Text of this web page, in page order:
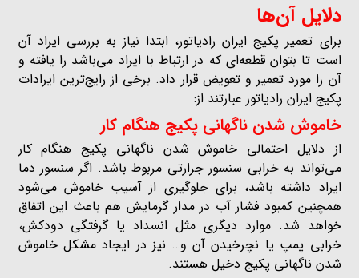
دلایل آن‌ها
برای تعمیر پکیج ایران رادیاتور، ابتدا نیاز به بررسی ایراد آن
است تا بتوان قطعه‌ای که در ارتباط با ایراد می‌باشد را یافته و
آن را مورد تعمیر و تعویض قرار داد. برخی از رایج‌ترین ایرادات
پکیج ایران رادیاتور عبارتند از:
خاموش شدن ناگهانی پکیج هنگام کار
از دلایل احتمالی خاموش شدن ناگهانی پکیج هنگام کار
می‌تواند به خرابی سنسور جرارتی مربوط باشد. اگر سنسور دما
ایراد داشته باشد، برای جلوگیری از آسیب خاموش می‌شود
همچنین کمبود فشار آب در مدار گرمایش هم باعث این اتفاق
خواهد شد. موارد دیگری مثل انسداد یا گرفتگی دودکش،
خرابی پمپ یا نچرخیدن آن و… نیز در ایجاد مشکل خاموش
شدن ناگهانی پکیج دخیل هستند.